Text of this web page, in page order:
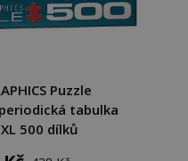
Puzzle
tabulka
500 dílků